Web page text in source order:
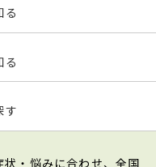
る
る
す
状・悩みに合わせ、全国